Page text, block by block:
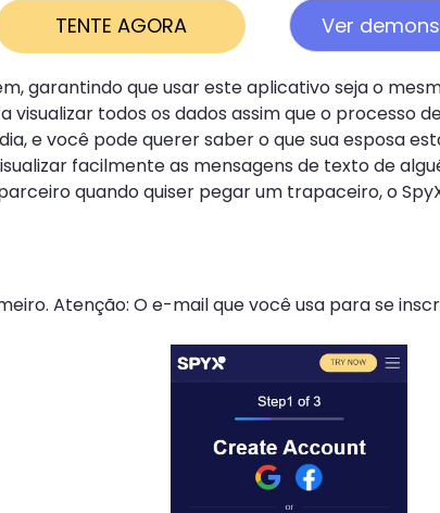
TENTE AGORA Ver
garantindo que usar este aplicativo seja o
todos os dados assim que o processo
e você pode querer saber o que sua esposa
facilmente as mensagens de texto de
quando quiser pegar um trapaceiro, o
Atenção: O e-mail que você usa para se